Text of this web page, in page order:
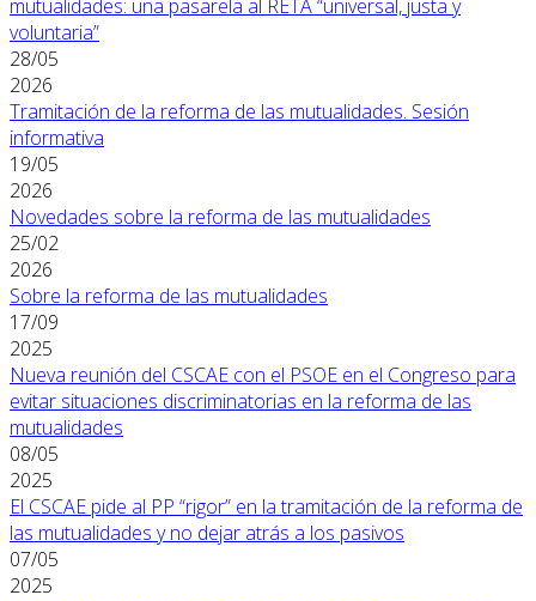
mutualidades: una pasarela al RETA “universal, justa y
voluntaria”
28/05
2026
Tramitación de la reforma de las mutualidades. Sesión
informativa
19/05
2026
Novedades sobre la reforma de las mutualidades
25/02
2026
Sobre la reforma de las mutualidades
17/09
2025
Nueva reunión del CSCAE con el PSOE en el Congreso para
evitar situaciones discriminatorias en la reforma de las
mutualidades
08/05
2025
El CSCAE pide al PP “rigor” en la tramitación de la reforma de
las mutualidades y no dejar atrás a los pasivos
07/05
2025